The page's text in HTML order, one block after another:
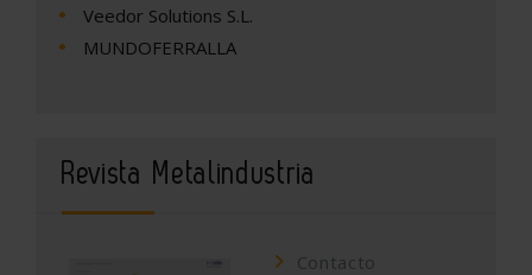
Veedor Solutions S.L.
MUNDOFERRALLA
Revista Metalindustria
Contacto